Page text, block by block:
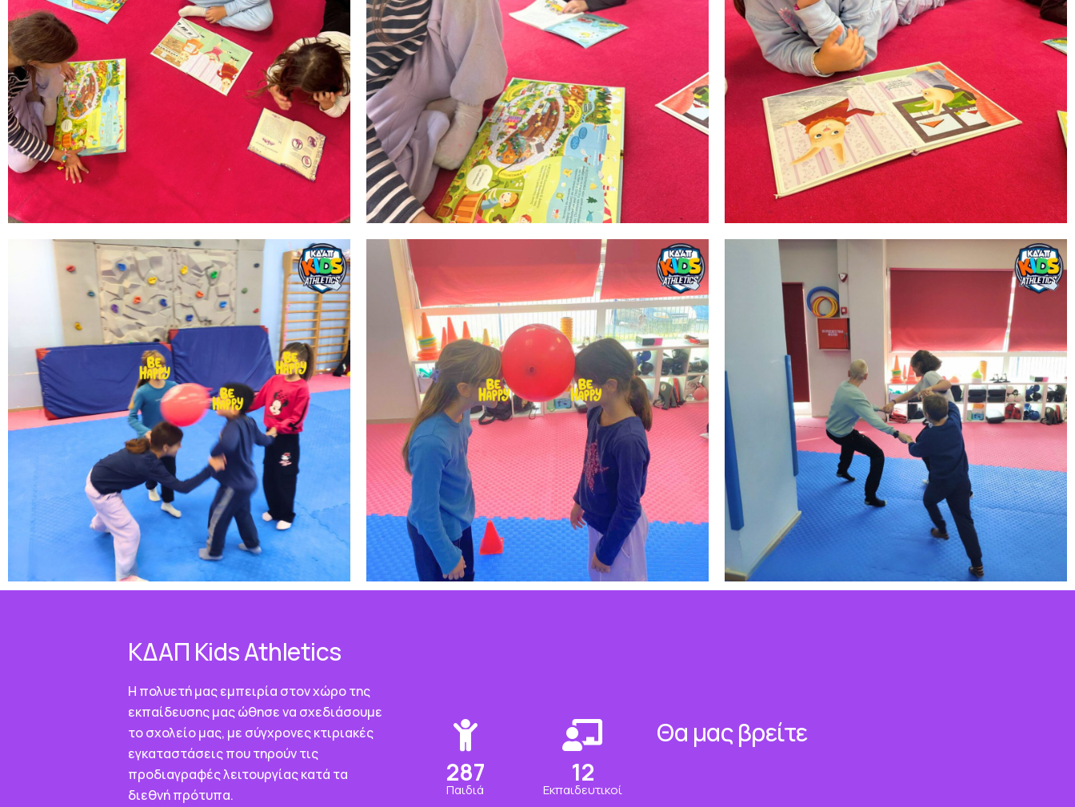
ΚΔΑΠ Κids Athletics
Η πολυετή μας εμπειρία στον χώρο της
εκπαίδευσης μας ώθησε να σχεδιάσουμε
το σχολείο μας, με σύγχρονες κτιριακές
εγκαταστάσεις που τηρούν τις
προδιαγραφές λειτουργίας κατά τα
διεθνή πρότυπα.
350
Παιδιά
15
Εκπαιδευτικοί
Θα μας βρείτε